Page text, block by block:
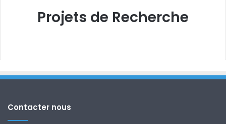
Projets de Recherche
Contacter nous